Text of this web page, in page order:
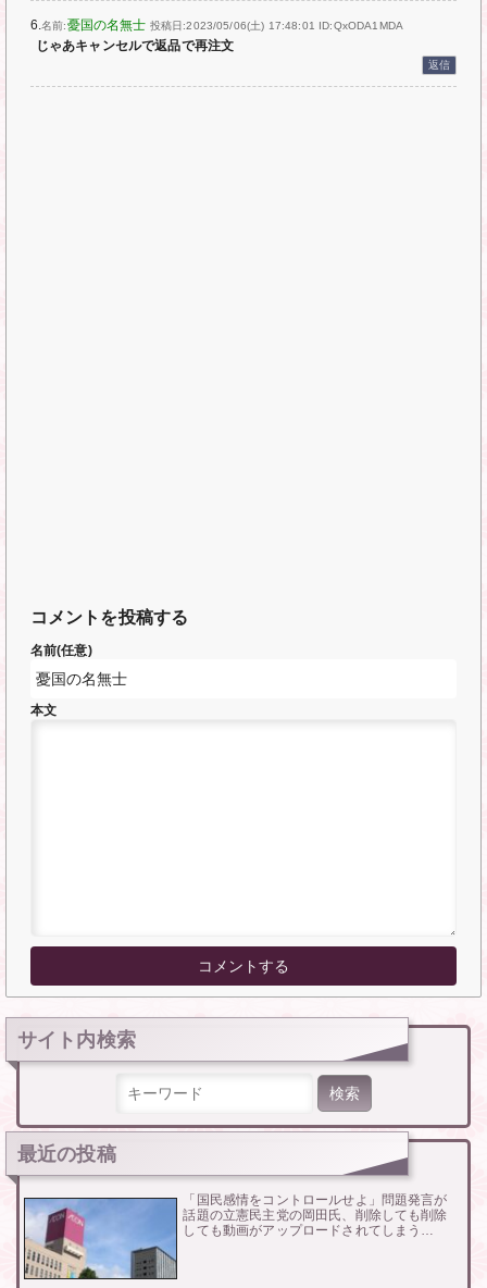
6.名前:憂国の名無士 投稿日:2023/05/06(土) 17:48:01 ID:QxODA1MDA
じゃあキャンセルで返品で再注文
返信
コメントを投稿する
名前(任意)
本文
サイト内検索
最近の投稿
「国民感情をコントロールせよ」問題発言が
話題の立憲民主党の岡田氏、削除しても削除
しても動画がアップロードされてしまう…